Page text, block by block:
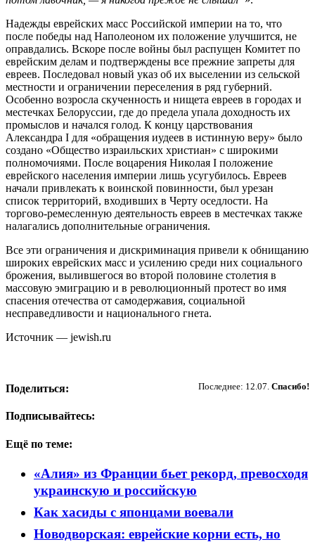
Надежды еврейских масс Российской империи на то, что
после победы над Наполеоном их положение улучшится, не
оправдались. Вскоре после войны был распущен Комитет по
еврейским делам и подтверждены все прежние запреты для
евреев. Последовал новый указ об их выселении из сельской
местности и ограничении переселения в ряд губерний.
Особенно возросла скученность и нищета евреев в городах и
местечках Белоруссии, где до предела упала доходность их
промыслов и начался голод. К концу царствования
Александра I для «обращения иудеев в истинную веру» было
создано «Общество израильских христиан» с широкими
полномочиями. После воцарения Николая I положение
еврейского населения империи лишь усугубилось. Евреев
начали привлекать к воинской повинности, был урезан
список территорий, входивших в Черту оседлости. На
торгово-ремесленную деятельность евреев в местечках также
налагались дополнительные ограничения.
Все эти ограничения и дискриминация привели к обнищанию
широких еврейских масс и усилению среди них социального
брожения, вылившегося во второй половине столетия в
массовую эмиграцию и в революционный протест во имя
спасения отечества от самодержавия, социальной
несправедливости и национального гнета.
Источник — jewish.ru
Последнее: 12.07. Спасибо!
Поделиться:
Подписывайтесь:
Ещё по теме:
«Алия» из Франции бьет рекорд, превосходя
украинскую и российскую
Как хасиды с японцами воевали
Новодворская: еврейские корни есть, но